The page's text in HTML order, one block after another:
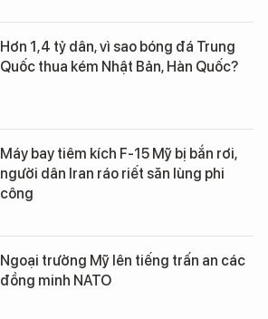
Hơn 1,4 tỷ dân, vì sao bóng đá Trung
Quốc thua kém Nhật Bản, Hàn Quốc?
Máy bay tiêm kích F-15 Mỹ bị bắn rơi,
người dân Iran ráo riết săn lùng phi
công
Ngoại trưởng Mỹ lên tiếng trấn an các
đồng minh NATO